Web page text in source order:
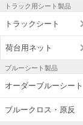
トラック用シート製品
トラックシート
荷台用ネット
ブルーシート製品
オーダーブルーシート
ブルークロス・原反